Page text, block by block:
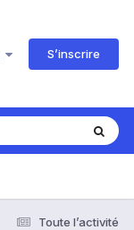
S’inscrire
Toute l’activité